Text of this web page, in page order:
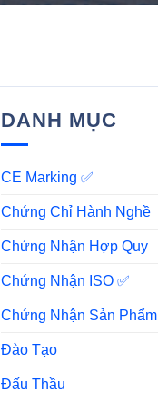
DANH MỤC
CE Marking ✅
Chứng Chỉ Hành Nghề
Chứng Nhận Hợp Quy
Chứng Nhận ISO ✅
Chứng Nhận Sản Phẩm
Đào Tạo
Đấu Thầu